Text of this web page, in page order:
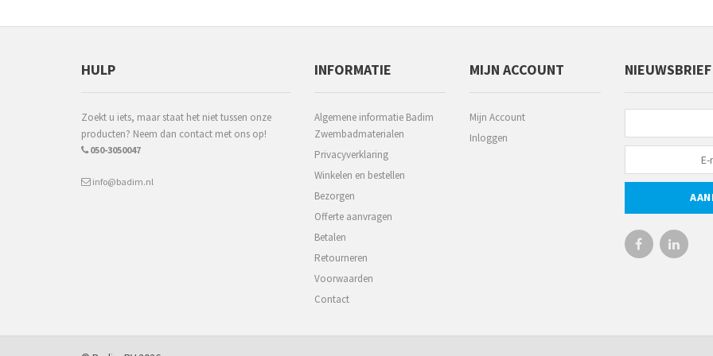
HULP
Zoekt u iets, maar staat het niet tussen onze
producten? Neem dan contact met ons op!
050-3050047
info@badim.nl
INFORMATIE
Algemene informatie Badim
Zwembadmaterialen
Privacyverklaring
Winkelen en bestellen
Bezorgen
Offerte aanvragen
Betalen
Retourneren
Voorwaarden
Contact
MIJN ACCOUNT
Mijn Account
Inloggen
NIEUWSBRIEF